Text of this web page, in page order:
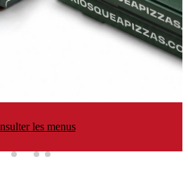
les menus